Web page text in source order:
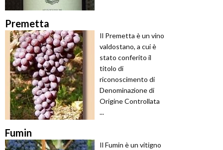
Premetta
Il Premetta è un vino
valdostano, a cui è
stato conferito il
titolo di
riconoscimento di
Denominazione di
Origine Controllata
...
Fumin
Il Fumin è un vitigno